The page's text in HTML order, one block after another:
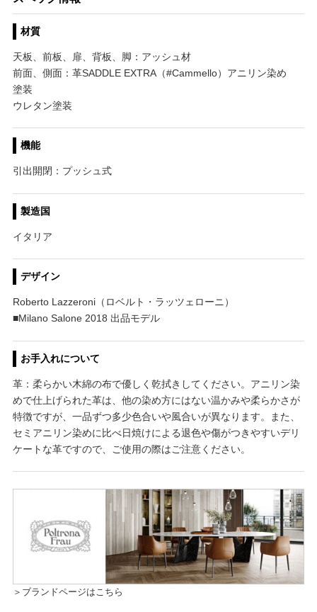
材質
天板、前板、扉、背板、脚：アッシュ材
前面、側面：革SADDLE EXTRA（#Cammello）アニリン染め
塗装
ウレタン塗装
機能
引出開閉：プッシュ式
製造国
イタリア
デザイン
Roberto Lazzeroni（ロベルト・ラッツェローニ）
■Milano Salone 2018 出品モデル
お手入れについて
革：柔らかい木綿の布で優しく乾拭きしてください。アニリン染
めで仕上げられた革は、他の染め方にはない温かみや柔らかさが
特徴ですが、一品ずつ多少色合いや風合いが異なります。また、
セミアニリン染めに比べ日焼けによる退色や傷がつきやすいデリ
ケートな革ですので、ご使用の際はご注意ください。
＞ブランドページはこちら